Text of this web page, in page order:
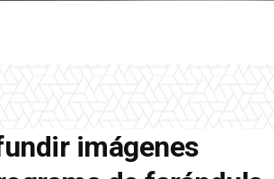
imágenes